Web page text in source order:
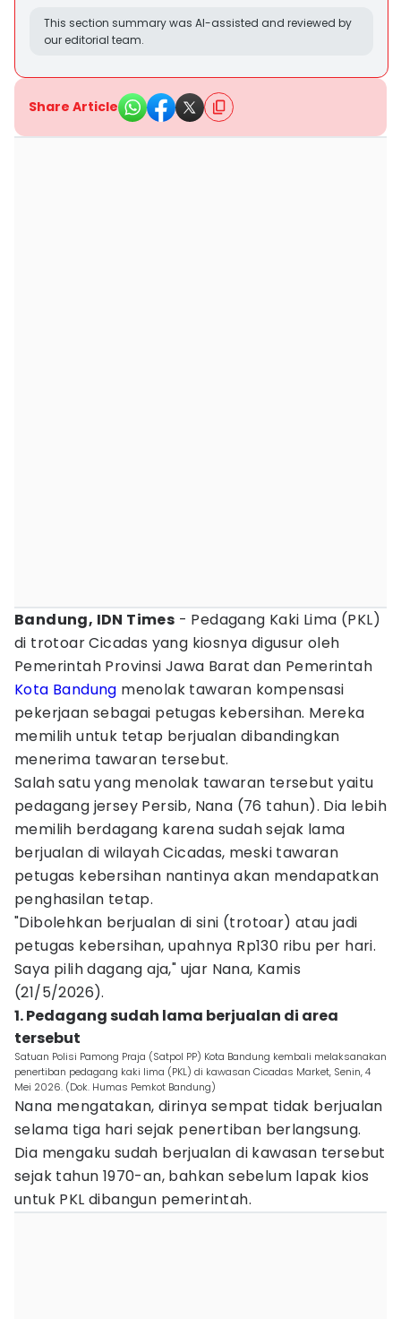
This section summary was AI-assisted and reviewed by
our editorial team.
Share Article
Bandung, IDN Times - Pedagang Kaki Lima (PKL)
di trotoar Cicadas yang kiosnya digusur oleh
Pemerintah Provinsi Jawa Barat dan Pemerintah
Kota Bandung menolak tawaran kompensasi
pekerjaan sebagai petugas kebersihan. Mereka
memilih untuk tetap berjualan dibandingkan
menerima tawaran tersebut.
Salah satu yang menolak tawaran tersebut yaitu
pedagang jersey Persib, Nana (76 tahun). Dia lebih
memilih berdagang karena sudah sejak lama
berjualan di wilayah Cicadas, meski tawaran
petugas kebersihan nantinya akan mendapatkan
penghasilan tetap.
"Dibolehkan berjualan di sini (trotoar) atau jadi
petugas kebersihan, upahnya Rp130 ribu per hari.
Saya pilih dagang aja," ujar Nana, Kamis
(21/5/2026).
1. Pedagang sudah lama berjualan di area
tersebut
Satuan Polisi Pamong Praja (Satpol PP) Kota Bandung kembali melaksanakan
penertiban pedagang kaki lima (PKL) di kawasan Cicadas Market, Senin, 4
Mei 2026. (Dok. Humas Pemkot Bandung)
Nana mengatakan, dirinya sempat tidak berjualan
selama tiga hari sejak penertiban berlangsung.
Dia mengaku sudah berjualan di kawasan tersebut
sejak tahun 1970-an, bahkan sebelum lapak kios
untuk PKL dibangun pemerintah.